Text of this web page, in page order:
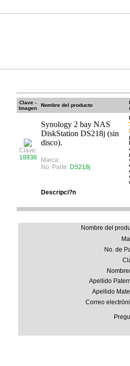
Clave -
Imagen
Nombre del producto
Clave:
18836
Synology 2 bay NAS
DiskStation DS218j (sin
disco).
Marca:
No. Parte: DS218j
Descripci?n
Nombre del
No. de
Apellido
Apellido
Correo